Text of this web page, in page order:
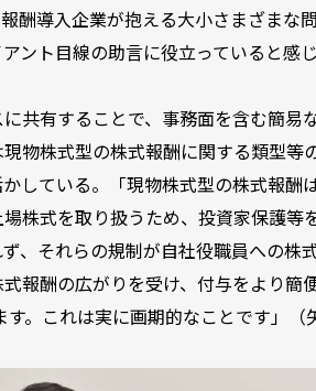
酬導入企業が抱える大小さまざまな
ント目線の助言に役立っていると感
共有することで、事務面を含む簡易
物株式型の株式報酬に関する類型等
している。「現物株式型の株式報酬
株式を取り扱うため、投資家保護等
、それらの規制が自社役職員への株
報酬の広がりを受け、付与をより簡
。これは実に画期的なことです」（